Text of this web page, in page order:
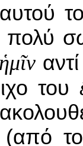
πολύ
ἡμῖν
του